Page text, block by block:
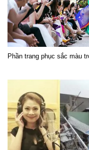
Phần trang phục sắc màu